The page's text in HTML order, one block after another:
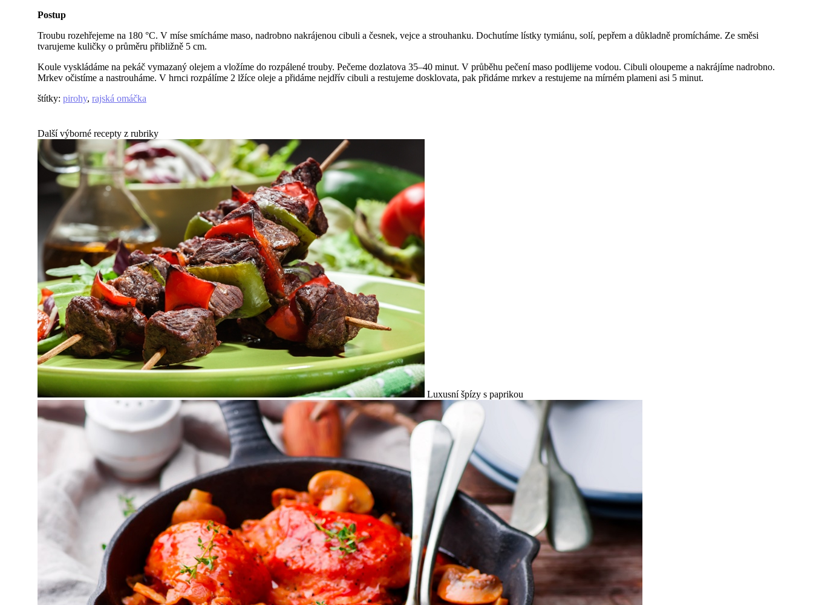
Postup
Troubu rozehřejeme na 180 °C. V míse smícháme maso, nadrobno nakrájenou cibuli a česnek, vejce a strouhanku. Dochutíme lístky tymiánu, solí, pepřem a důkladně promícháme. Ze směsi
tvarujeme kuličky o průměru přibližně 5 cm.
Koule vyskládáme na pekáč vymazaný olejem a vložíme do rozpálené trouby. Pečeme dozlatova 35–40 minut. V průběhu pečení maso podlijeme vodou. Cibuli oloupeme a nakrájíme nadrobno.
Mrkev očistíme a nastrouháme. V hrnci rozpálíme 2 lžíce oleje a přidáme nejdřív cibuli a restujeme dosklovata, pak přidáme mrkev a restujeme na mírném plameni asi 5 minut.
štítky: pirohy, rajská omáčka
Další výborné recepty z rubriky
Luxusní špízy s paprikou